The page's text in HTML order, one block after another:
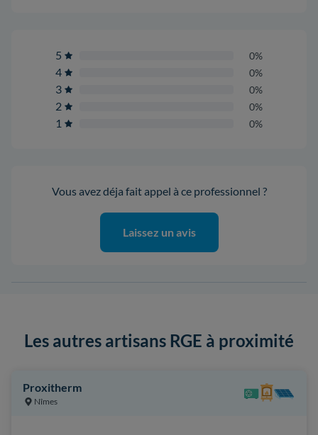
5 0%
4 0%
3 0%
2 0%
1 0%
Vous avez déja fait appel à ce professionnel ?
Laissez un avis
Les autres artisans RGE à proximité
Proxitherm
Nîmes